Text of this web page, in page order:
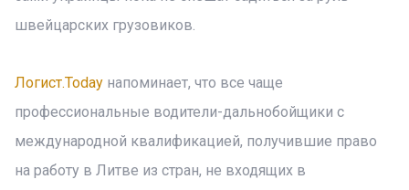
швейцарских грузовиков.
Логист.Today напоминает, что все чаще
профессиональные водители-дальнобойщики с
международной квалификацией, получившие право
на работу в Литве из стран, не входящих в